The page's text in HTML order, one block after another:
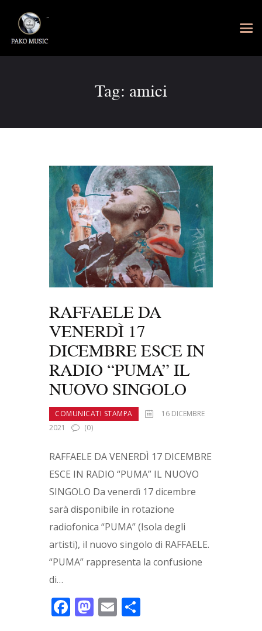
Tag: amici
RAFFAELE DA
VENERDÌ 17
DICEMBRE ESCE IN
RADIO “PUMA” IL
NUOVO SINGOLO
COMUNICATI STAMPA
16 DICEMBRE
2021
(0)
RAFFAELE DA VENERDÌ 17 DICEMBRE
ESCE IN RADIO “PUMA” IL NUOVO
SINGOLO Da venerdì 17 dicembre
sarà disponibile in rotazione
radiofonica “PUMA” (Isola degli
artisti), il nuovo singolo di RAFFAELE.
“PUMA” rappresenta la confusione
di…
F M E